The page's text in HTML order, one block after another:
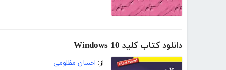
دانلود کتاب کلید Windows 10
از: احسان مظلومی